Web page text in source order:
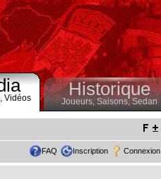
Vidéos Historique
Joueurs, Saisons,Sedan
FAQ Inscription Connexion